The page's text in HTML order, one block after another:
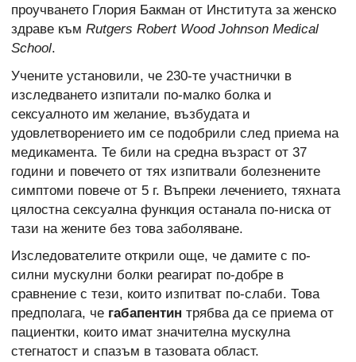
проучването Глория Бакман от Института за женско
здраве към Rutgers Robert Wood Johnson Medical
School.
Учените установили, че 230-те участнички в
изследването изпитали по-малко болка и
сексуалното им желание, възбудата и
удовлетворението им се подобрили след приема на
медикамента. Те били на средна възраст от 37
години и повечето от тях изпитвали болезнените
симптоми повече от 5 г. Въпреки лечението, тяхната
цялостна сексуална функция останала по-ниска от
тази на жените без това заболяване.
Изследователите открили още, че дамите с по-
силни мускулни болки реагират по-добре в
сравнение с тези, които изпитват по-слаби. Това
предполага, че габапентин трябва да се приема от
пациентки, които имат значителна мускулна
стегнатост и спазъм в тазовата област.